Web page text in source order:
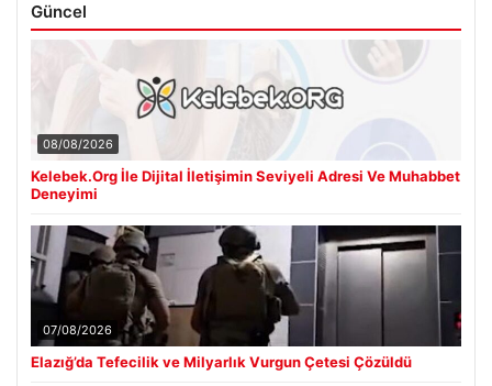
Güncel
08/08/2026
Kelebek.Org İle Dijital İletişimin Seviyeli Adresi Ve Muhabbet
Deneyimi
07/08/2026
Elazığ’da Tefecilik ve Milyarlık Vurgun Çetesi Çözüldü